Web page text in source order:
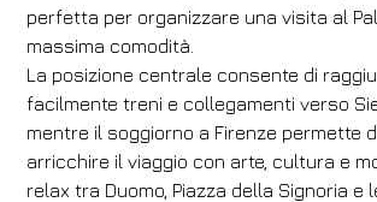
perfetta per organizzare una visita al
massima comodità.
La posizione centrale consente di
facilmente treni e collegamenti verso
mentre il soggiorno a Firenze permette
arricchire il viaggio con arte, cultura e
relax tra Duomo, Piazza della Signoria e